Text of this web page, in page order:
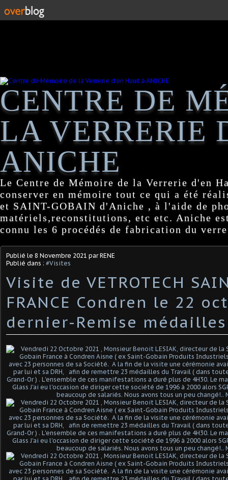
CENTRE DE
LA VERRERIE
ANICHE
Le Centre de Mémoire de la Verrerie d'en
conserver en mémoire tout ce qui a été
et SAINT-GOBAIN d'Aniche , à l'aide de
matériels,reconstitutions, etc etc. Aniche
connu les 6 procédés de fabrication du
Publié le 8 Novembre 2021 par RENE
Publié dans : #Visites
Visite de VETROTECH
FRANCE Condren le 22
dernier-Remise